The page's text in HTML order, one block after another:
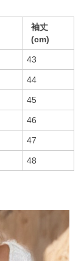
袖丈
(cm)
43
44
45
46
47
48